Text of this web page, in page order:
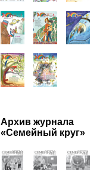
Архив журнала
«Семейный круг»